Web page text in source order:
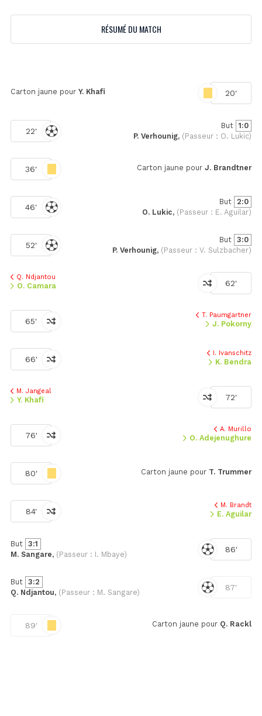
RÉSUMÉ DU MATCH
20'
Carton jaune pour Y. Khafi
22'
But 1:0
P. Verhounig, (Passeur : O. Lukic)
36' Carton jaune pour J. Brandtner
46'
But 2:0
O. Lukic, (Passeur : E. Aguilar)
52'
But 3:0
P. Verhounig, (Passeur : V. Sulzbacher)
62'
Q. Ndjantou
O. Camara
65'
T. Paumgartner
J. Pokorny
66'
I. Ivanschitz
K. Bendra
72'
M. Jangeal
Y. Khafi
76'
A. Murillo
O. Adejenughure
80' Carton jaune pour T. Trummer
84'
M. Brandt
E. Aguilar
86'
But 3:1
M. Sangare, (Passeur : I. Mbaye)
87'
But 3:2
Q. Ndjantou, (Passeur : M. Sangare)
89' Carton jaune pour Q. Rackl